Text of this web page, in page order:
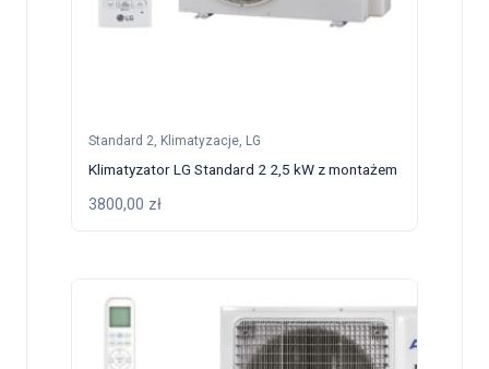
Standard 2 Klimatyzacje LG
Klimatyzator LG Standard 2 2,5 kW z montażem
3800,00 zł